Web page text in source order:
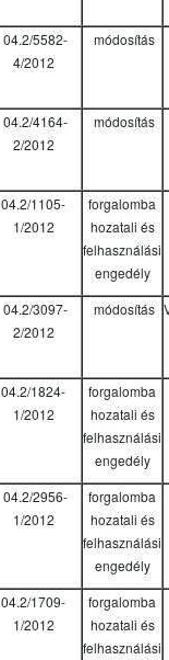
04.2/5582-
4/2012
módosítás
04.2/4164-
2/2012
módosítás
04.2/1105-
1/2012
forgalomba
hozatali és
felhasználási
engedély
04.2/3097-
2/2012
módosítás
04.2/1824-
1/2012
forgalomba
hozatali és
felhasználási
engedély
04.2/2956-
1/2012
forgalomba
hozatali és
felhasználási
engedély
04.2/1709-
1/2012
forgalomba
hozatali és
felhasználási